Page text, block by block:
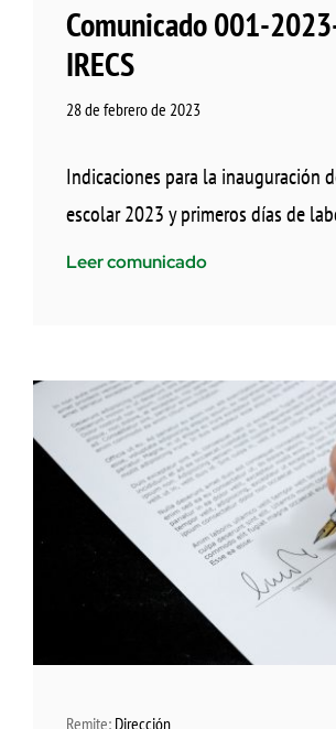
Comunicado 001-
IRECS
28 de febrero de 2023
Indicaciones para la inauguración
escolar 2023 y primeros días de
Leer comunicado
Remite: Dirección